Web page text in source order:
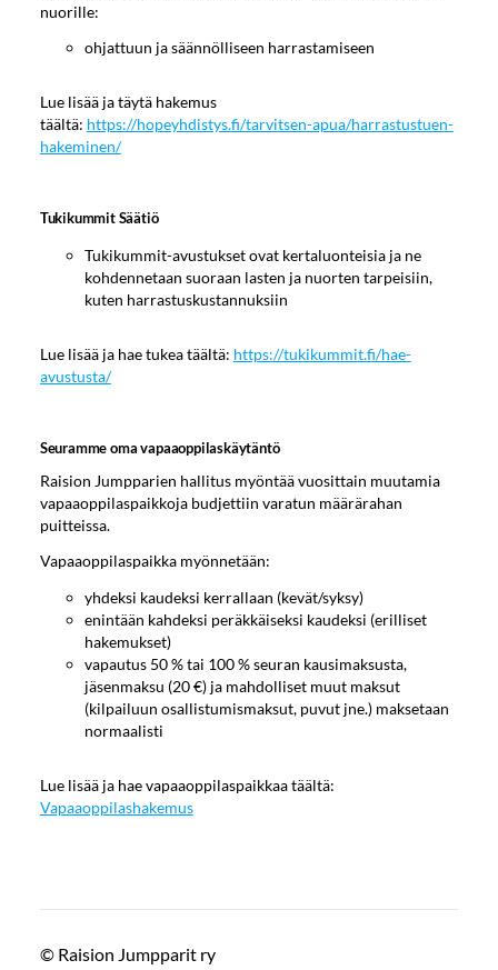
nuorille:
ohjattuun ja säännölliseen harrastamiseen
Lue lisää ja täytä hakemus
täältä: https://hopeyhdistys.fi/tarvitsen-apua/harrastustuen-
hakeminen/
Tukikummit Säätiö
Tukikummit-avustukset ovat kertaluonteisia ja ne
kohdennetaan suoraan lasten ja nuorten tarpeisiin,
kuten harrastuskustannuksiin
Lue lisää ja hae tukea täältä: https://tukikummit.fi/hae-
avustusta/
Seuramme oma vapaaoppilaskäytäntö
Raision Jumpparien hallitus myöntää vuosittain muutamia
vapaaoppilaspaikkoja budjettiin varatun määrärahan
puitteissa.
Vapaaoppilaspaikka myönnetään:
yhdeksi kaudeksi kerrallaan (kevät/syksy)
enintään kahdeksi peräkkäiseksi kaudeksi (erilliset
hakemukset)
vapautus 50 % tai 100 % seuran kausimaksusta,
jäsenmaksu (20 €) ja mahdolliset muut maksut
(kilpailuun osallistumismaksut, puvut jne.) maksetaan
normaalisti
Lue lisää ja hae vapaaoppilaspaikkaa täältä:
Vapaaoppilashakemus
© Raision Jumpparit ry